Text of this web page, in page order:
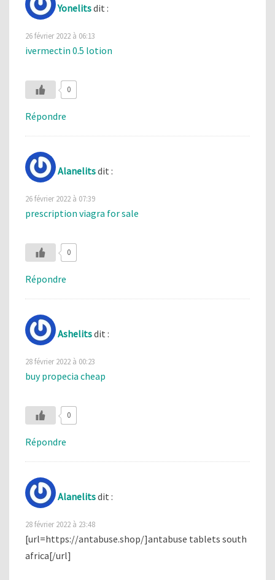
Yonelitsdit :
26 février 2022 à 06:13
ivermectin 0.5 lotion
0
Répondre
Alanelitsdit :
26 février 2022 à 07:39
prescription viagra for sale
0
Répondre
Ashelitsdit :
28 février 2022 à 00:23
buy propecia cheap
0
Répondre
Alanelitsdit :
28 février 2022 à 23:48
[url=https://antabuse.shop/]antabuse tablets south
africa[/url]